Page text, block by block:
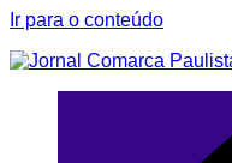
Ir para o conteúdo